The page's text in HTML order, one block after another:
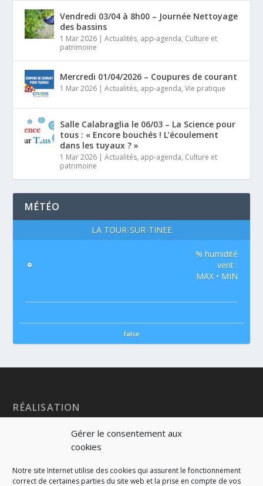
Gérer le consentement aux
cookies
Notre site Internet utilise des cookies qui assurent le fonctionnement
correct de certaines parties du site web et la prise en compte de vos
Vendredi 03/04 à 8h00 – Journée Nettoyage
des bassins
1 Mar 2026 |Actualités, app-agenda, Culture et
patrimoine
Mercredi 01/04/2026 – Coupures de courant
1 Mar 2026 |Actualités, app-agenda,Vie pratique
Salle Calabraglia le 06/03 – La Science pour
tous : « Encore bouchés ! L’écoulement
dans les tuyaux ? »
1 Mar 2026 |Actualités, app-agenda, Culture et
patrimoine
MÉTÉO
LA TOUR-SUR-TINÉE
°
% humidité
vent :
MAX • MIN
false
RÉALISATION